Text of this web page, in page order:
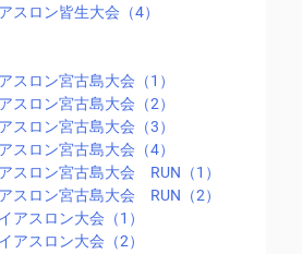
スロン皆生大会（4）
スロン宮古島大会（1）
スロン宮古島大会（2）
スロン宮古島大会（3）
スロン宮古島大会（4）
スロン宮古島大会 RUN（1）
スロン宮古島大会 RUN（2）
アスロン大会（1）
アスロン大会（2）